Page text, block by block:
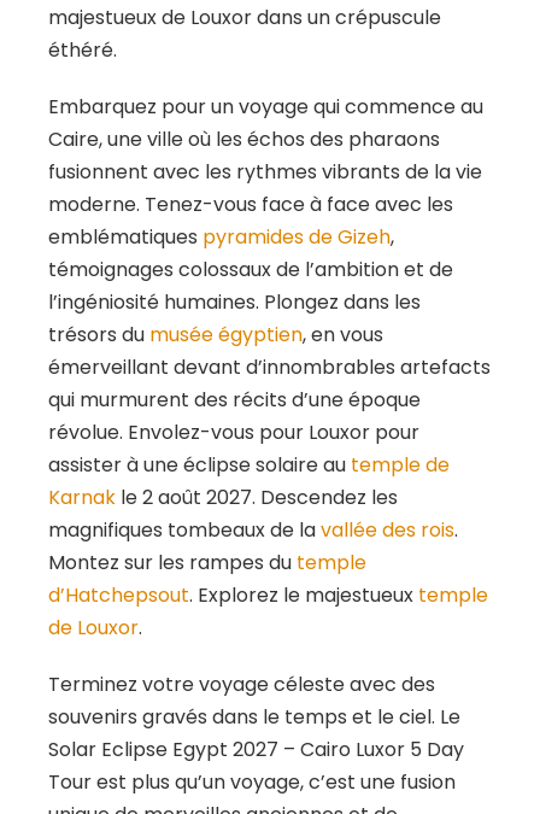
majestueux de Louxor dans un crépuscule
éthéré.
Embarquez pour un voyage qui commence au
Caire, une ville où les échos des pharaons
fusionnent avec les rythmes vibrants de la vie
moderne. Tenez-vous face à face avec les
emblématiques pyramides de Gizeh,
témoignages colossaux de l’ambition et de
l’ingéniosité humaines. Plongez dans les
trésors du musée égyptien, en vous
émerveillant devant d’innombrables artefacts
qui murmurent des récits d’une époque
révolue. Envolez-vous pour Louxor pour
assister à une éclipse solaire au temple de
Karnak le 2 août 2027. Descendez les
magnifiques tombeaux de lavallée des rois.
Montez sur les rampes du temple
d’Hatchepsout. Explorez le majestueux temple
de Louxor.
Terminez votre voyage céleste avec des
souvenirs gravés dans le temps et le ciel. Le
Solar Eclipse Egypt 2027 – Cairo Luxor 5 Day
Tour est plus qu’un voyage, c’est une fusion